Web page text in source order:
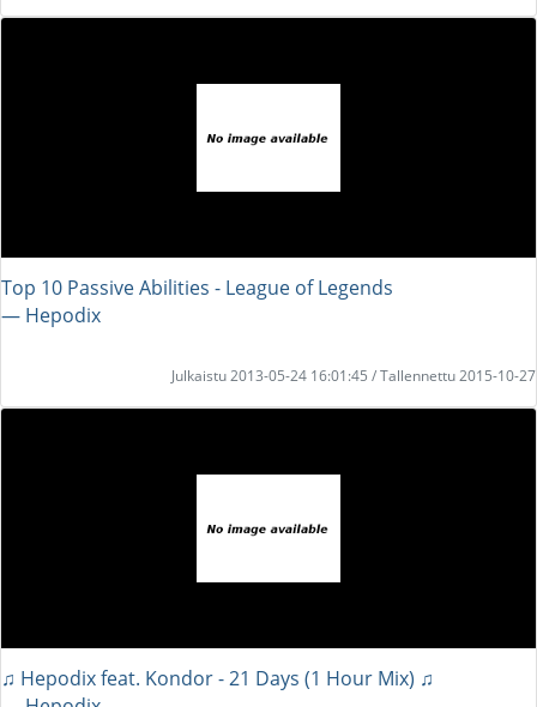
Top 10 Passive Abilities - League of Legends
― Hepodix
Julkaistu 2013-05-24 16:01:45 / Tallennettu 2015-10-27
♫ Hepodix feat. Kondor - 21 Days (1 Hour Mix) ♫